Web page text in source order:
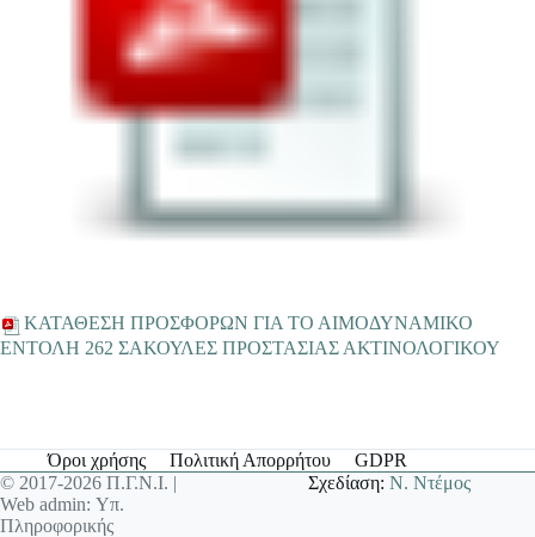
ΚΑΤΑΘΕΣΗ ΠΡΟΣΦΟΡΩΝ ΓΙΑ ΤΟ ΑΙΜΟΔΥΝΑΜΙΚΟ
ΕΝΤΟΛΗ 262 ΣΑΚΟΥΛΕΣ ΠΡΟΣΤΑΣΙΑΣ ΑΚΤΙΝΟΛΟΓΙΚΟΥ
Όροι χρήσης Πολιτική Απορρήτου
GDPR
© 2017-2026 Π.Γ.Ν.Ι. |
Web admin: Υπ.
Πληροφορικής
Σχεδίαση:Ν. Ντέμος